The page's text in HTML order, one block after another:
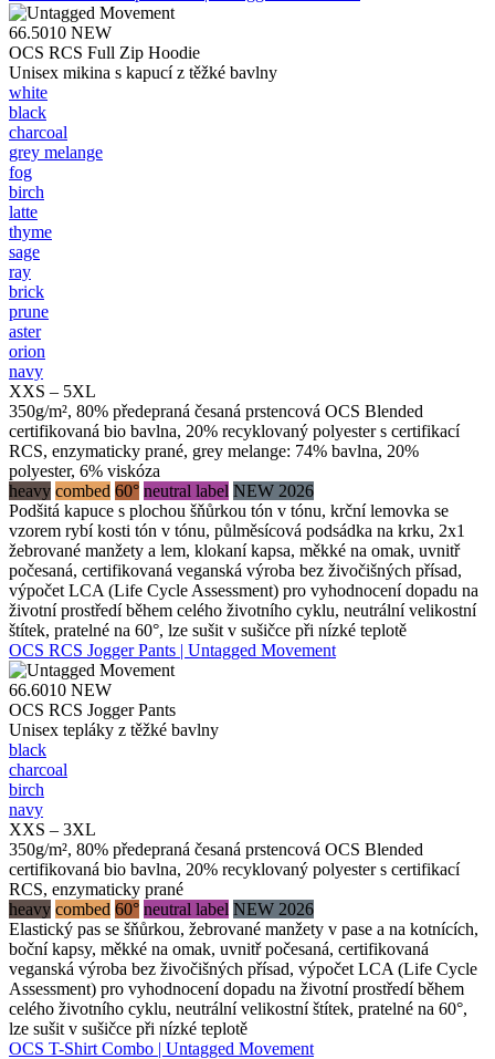
66.5010 NEW
OCS RCS Full Zip Hoodie
Unisex mikina s kapucí z těžké bavlny
white
black
charcoal
grey melange
fog
birch
latte
thyme
sage
ray
brick
prune
aster
orion
navy
XXS – 5XL
350g/m², 80% předepraná česaná prstencová OCS Blended
certifikovaná bio bavlna, 20% recyklovaný polyester s certifikací
RCS, enzymaticky prané, grey melange: 74% bavlna, 20%
polyester, 6% viskóza
heavy combed 60° neutral label NEW 2026
Podšitá kapuce s plochou šňůrkou tón v tónu, krční lemovka se
vzorem rybí kosti tón v tónu, půlměsícová podsádka na krku, 2x1
žebrované manžety a lem, klokaní kapsa, měkké na omak, uvnitř
počesaná, certifikovaná veganská výroba bez živočišných přísad,
výpočet LCA (Life Cycle Assessment) pro vyhodnocení dopadu na
životní prostředí během celého životního cyklu, neutrální velikostní
štítek, pratelné na 60°, lze sušit v sušičce při nízké teplotě
OCS RCS Jogger Pants | Untagged Movement
66.6010 NEW
OCS RCS Jogger Pants
Unisex tepláky z těžké bavlny
black
charcoal
birch
navy
XXS – 3XL
350g/m², 80% předepraná česaná prstencová OCS Blended
certifikovaná bio bavlna, 20% recyklovaný polyester s certifikací
RCS, enzymaticky prané
heavy combed 60° neutral label NEW 2026
Elastický pas se šňůrkou, žebrované manžety v pase a na kotnících,
boční kapsy, měkké na omak, uvnitř počesaná, certifikovaná
veganská výroba bez živočišných přísad, výpočet LCA (Life Cycle
Assessment) pro vyhodnocení dopadu na životní prostředí během
celého životního cyklu, neutrální velikostní štítek, pratelné na 60°,
lze sušit v sušičce při nízké teplotě
OCS T-Shirt Combo | Untagged Movement